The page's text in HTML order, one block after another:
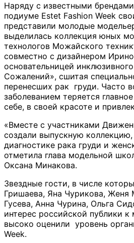
Наряду с известными
подиуме Estet Fashion Week
представили молодые
выделилась коллекция юных
технологов Можайского
совместно с дизайнером
основательницей
Сожалений», сшитая
перенесших рак груди. Часто
заболеванием теряется
себе, в своей красоте и
«Вместе с участниками
создали выпускную
диагностике рака груди и
отметила глава модельной
Оксана Минакова.
Звездные гости, в числе
Гришаева, Яна Чурикова, Женя
Гусева, Анна Чурина, Ольга
интерес российской публики
высоко оценили уровень
Week.